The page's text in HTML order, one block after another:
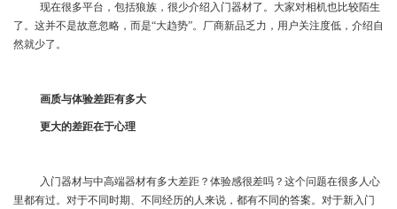
现在很多平台，包括狼族，很少介绍入门器材了。大家对相机也比较陌生
了。这并不是故意忽略，而是“大趋势”。厂商新品乏力，用户关注度低，介绍自
然就少了。
画质与体验差距有多大
更大的差距在于心理
入门器材与中高端器材有多大差距？体验感很差吗？这个问题在很多人心
里都有过。对于不同时期、不同经历的人来说，都有不同的答案。对于新入门